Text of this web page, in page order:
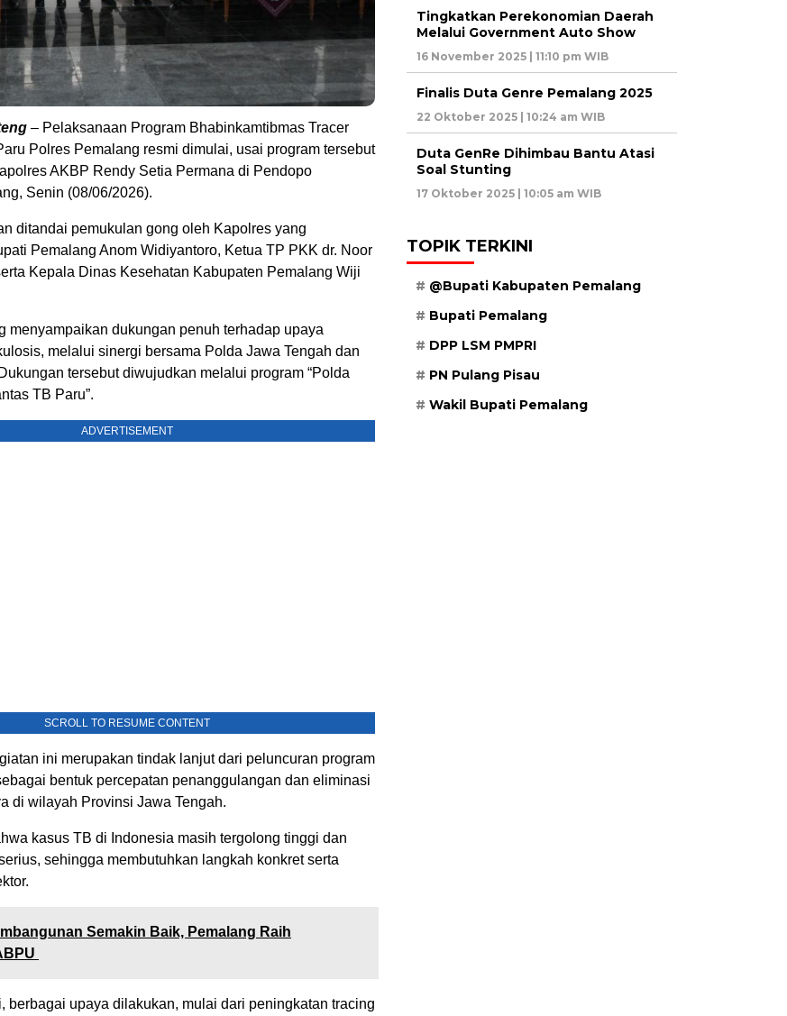
– Pelaksanaan Program Bhabinkamtibmas Tracer
Polres Pemalang resmi dimulai, usai program tersebut
AKBP Rendy Setia Permana di Pendopo
Senin (08/06/2026).
ditandai pemukulan gong oleh Kapolres yang
Pemalang Anom Widiyantoro, Ketua TP PKK dr. Noor
Kepala Dinas Kesehatan Kabupaten Pemalang Wiji
menyampaikan dukungan penuh terhadap upaya
melalui sinergi bersama Polda Jawa Tengah dan
tersebut diwujudkan melalui program “Polda
TB Paru”.
ADVERTISEMENT
SCROLL TO RESUME CONTENT
ini merupakan tindak lanjut dari peluncuran program
bentuk percepatan penanggulangan dan eliminasi
di wilayah Provinsi Jawa Tengah.
kasus TB di Indonesia masih tergolong tinggi dan
sehingga membutuhkan langkah konkret serta
Semakin Baik, Pemalang Raih
berbagai upaya dilakukan, mulai dari peningkatan tracing
Tingkatkan Perekonomian Daerah
Melalui Government Auto Show
16 November 2025 | 11:10 pm WIB
Finalis Duta Genre Pemalang 2025
22 Oktober 2025 | 10:24 am WIB
Duta GenRe Dihimbau Bantu Atasi
Soal Stunting
17 Oktober 2025 | 10:05 am WIB
TOPIK TERKINI
@Bupati Kabupaten Pemalang
Bupati Pemalang
DPP LSM PMPRI
PN Pulang Pisau
Wakil Bupati Pemalang